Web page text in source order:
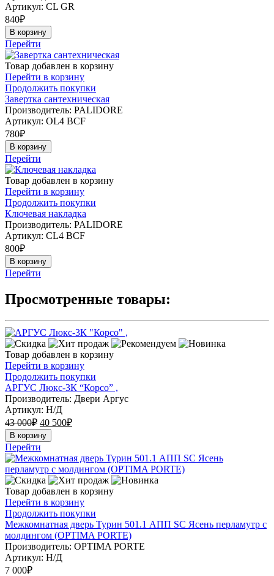
Артикул: CL GR
840₽
В корзину
Перейти
Товар добавлен в корзину
Перейти в корзину
Продолжить покупки
Завертка сантехническая
Производитель: PALIDORE
Артикул: OL4 ВCF
780₽
В корзину
Перейти
Товар добавлен в корзину
Перейти в корзину
Продолжить покупки
Ключевая накладка
Производитель: PALIDORE
Артикул: CL4 ВCF
800₽
В корзину
Перейти
Просмотренные товары:
Товар добавлен в корзину
Перейти в корзину
Продолжить покупки
АРГУС Люкс-3К “Корсо” ,
Производитель: Двери Аргус
Артикул: Н/Д
43 000₽ 40 500₽
В корзину
Перейти
Товар добавлен в корзину
Перейти в корзину
Продолжить покупки
Межкомнатная дверь Турин 501.1 АПП SC Ясень перламутр с
молдингом (OPTIMA PORTE)
Производитель: OPTIMA PORTE
Артикул: Н/Д
7 000₽